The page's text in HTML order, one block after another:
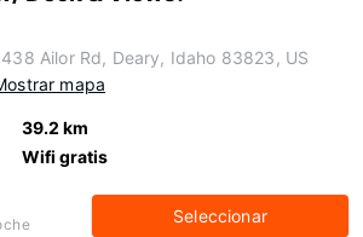
Ailor Rd, Deary, Idaho 83823, US
mapa
39.2 km
Wifi gratis
Seleccionar